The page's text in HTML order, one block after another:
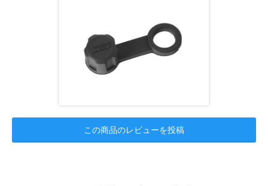
この商品のレビューを投稿